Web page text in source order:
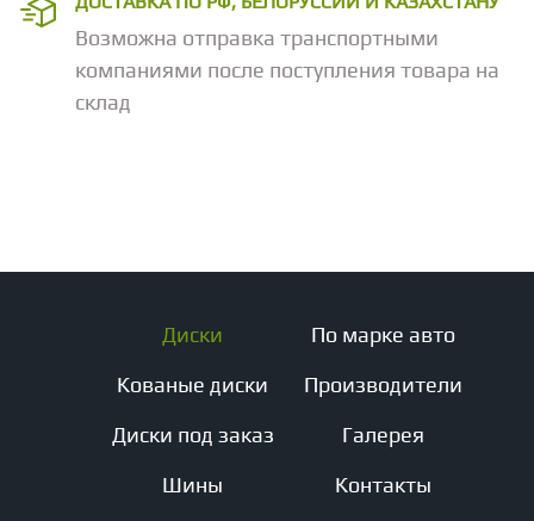
Возможна отправка транспортными
компаниями после поступления товара на
склад
Диски
Кованые диски
Диски под заказ
Шины
По марке авто
Производители
Галерея
Контакты